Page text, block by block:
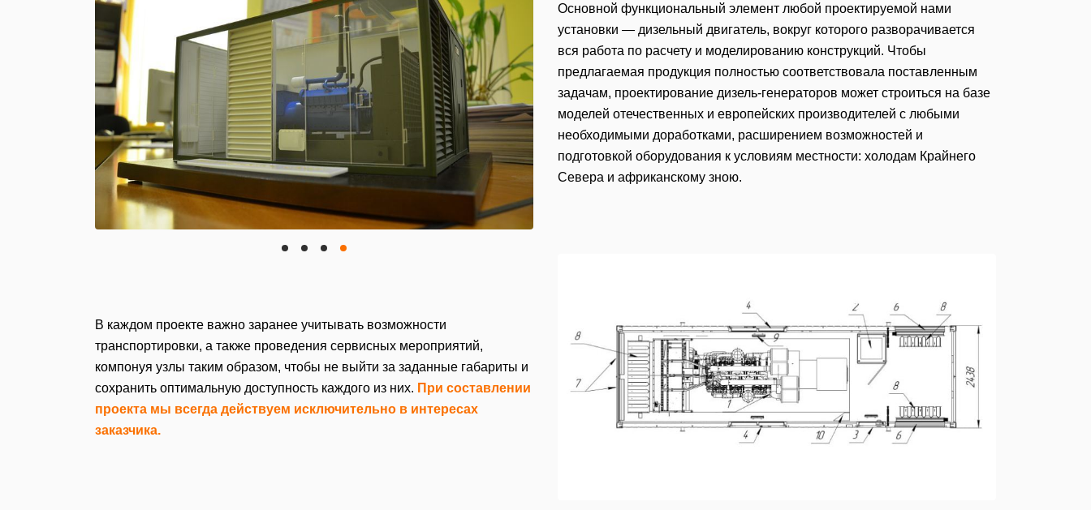
Основной функциональный элемент любой проектируемой нами
установки — дизельный двигатель, вокруг которого разворачивается
вся работа по расчету и моделированию конструкций. Чтобы
предлагаемая продукция полностью соответствовала поставленным
задачам, проектирование дизель-генераторов может строиться на базе
моделей отечественных и европейских производителей с любыми
необходимыми доработками, расширением возможностей и
подготовкой оборудования к условиям местности: холодам Крайнего
Севера и африканскому зною.
В каждом проекте важно заранее учитывать возможности
транспортировки, а также проведения сервисных мероприятий,
компонуя узлы таким образом, чтобы не выйти за заданные габариты и
сохранить оптимальную доступность каждого из них. При составлении
проекта мы всегда действуем исключительно в интересах
заказчика.